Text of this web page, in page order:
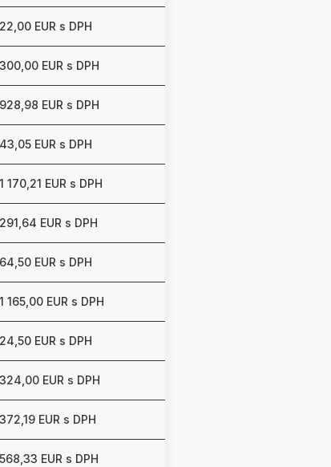
22,00 EUR s DPH
300,00 EUR s DPH
928,98 EUR s DPH
43,05 EUR s DPH
1 170,21 EUR s DPH
291,64 EUR s DPH
64,50 EUR s DPH
1 165,00 EUR s DPH
24,50 EUR s DPH
324,00 EUR s DPH
372,19 EUR s DPH
568,33 EUR s DPH